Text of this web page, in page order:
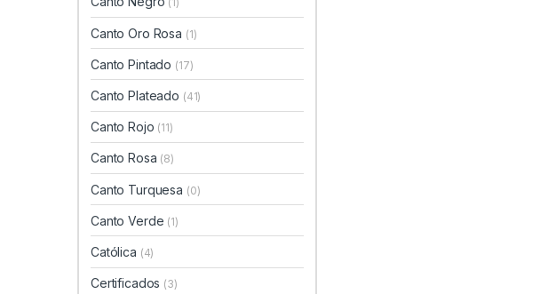
Canto Oro Rosa (1)
Canto Pintado (17)
Canto Plateado (41)
Canto Rojo (11)
Canto Rosa (8)
Canto Turquesa (0)
Canto Verde (1)
Católica (4)
Certificados (3)